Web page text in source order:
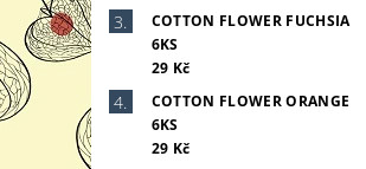
COTTON FLOWER FUCHSIA
6KS
29 Kč
COTTON FLOWER ORANGE
6KS
29 Kč